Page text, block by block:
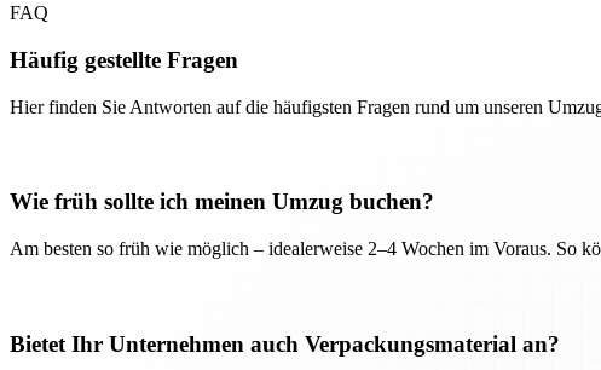
FAQ
Häufig gestellte Fragen
Hier finden Sie Antworten auf die häufigsten Fragen rund um unseren
Wie früh sollte ich meinen Umzug buchen?
Am besten so früh wie möglich – idealerweise 2–4 Wochen im Voraus. So
Bietet Ihr Unternehmen auch Verpackungsmaterial an?